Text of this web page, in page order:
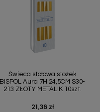
Świeca stołowa stożek
BISPOL Aura 7H 24,5CM S30-
213 ZŁOTY METALIK 10szt.
Cena
21,36 zł